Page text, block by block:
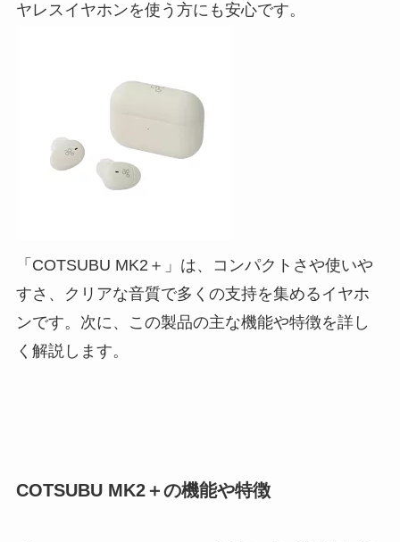
ヤレスイヤホンを使う方にも安心です。
「COTSUBU MK2＋」は、コンパクトさや使いや
すさ、クリアな音質で多くの支持を集めるイヤホ
ンです。次に、この製品の主な機能や特徴を詳し
く解説します。
COTSUBU MK2＋の機能や特徴